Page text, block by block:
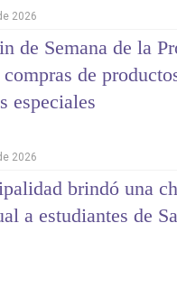
2026
de Semana de la
de
especiales
2026
brindó una
a estudiantes de